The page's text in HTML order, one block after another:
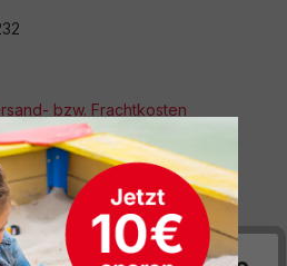
bzw. Frachtkosten
weiß Dekor